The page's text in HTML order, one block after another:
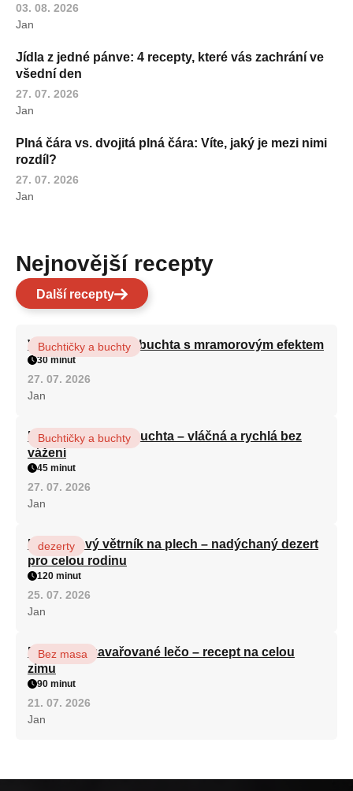
03. 08. 2026
Jan
Jídla z jedné pánve: 4 recepty, které vás zachrání ve
všední den
27. 07. 2026
Jan
Plná čára vs. dvojitá plná čára: Víte, jaký je mezi nimi
rozdíl?
27. 07. 2026
Jan
Nejnovější recepty
Další recepty
Vláčná olejová litá buchta s mramorovým efektem
Buchtičky a buchty
30 minut
27. 07. 2026
Jan
Hrnková maková buchta – vláčná a rychlá bez
vážení
Buchtičky a buchty
45 minut
27. 07. 2026
Jan
Karamelový větrník na plech – nadýchaný dezert
pro celou rodinu
dezerty
120 minut
25. 07. 2026
Jan
Babiččino zavařované lečo – recept na celou
zimu
Bez masa
90 minut
21. 07. 2026
Jan